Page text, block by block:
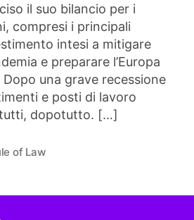
il suo bilancio per i
compresi i principali
intesi a mitigare
e preparare l’Europa
una grave recessione
e posti di lavoro
dopotutto. […]
of Law